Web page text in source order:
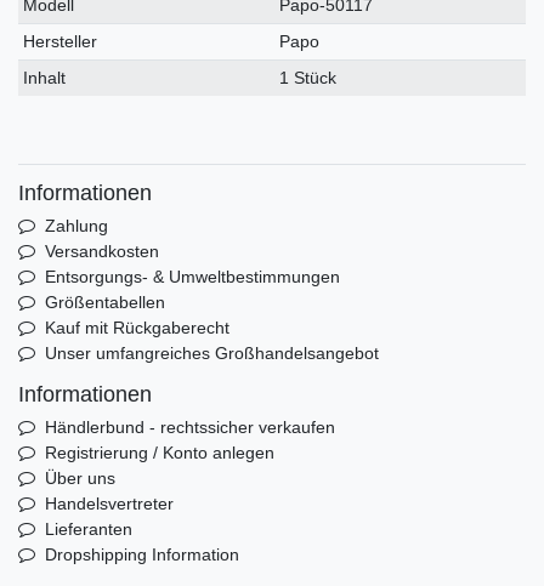
Modell
Papo-50117
Hersteller
Papo
Inhalt
1 Stück
Informationen
Zahlung
Versandkosten
Entsorgungs- & Umweltbestimmungen
Größentabellen
Kauf mit Rückgaberecht
Unser umfangreiches Großhandelsangebot
Informationen
Händlerbund - rechtssicher verkaufen
Registrierung / Konto anlegen
Über uns
Handelsvertreter
Lieferanten
Dropshipping Information